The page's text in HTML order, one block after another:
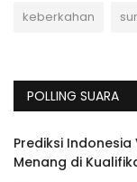
keberkahan
POLLING SUARA
Prediksi
Menang di